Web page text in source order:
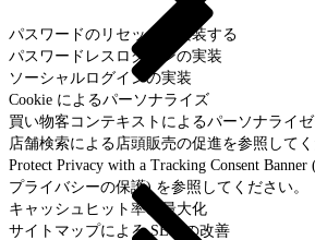
パスワードのリセットを実装する
パスワードレスログインの実装
ソーシャルログインの実装
Cookie によるパーソナライズ
買い物客コンテキストによるパーソナライ
店舗検索による店頭販売の促進を参照してく
Protect Privacy with a Tracking Consent
プライバシーの保護) を参照してください。
キャッシュヒット率の最大化
サイトマップによる SEO の改善